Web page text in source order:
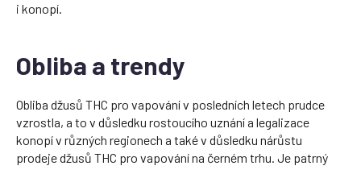
i konopí.
Obliba a trendy
Obliba džusů THC pro vapování v posledních letech prudce
vzrostla, a to v důsledku rostoucího uznání a legalizace
konopí v různých regionech a také v důsledku nárůstu
prodeje džusů THC pro vapování na černém trhu. Je patrný